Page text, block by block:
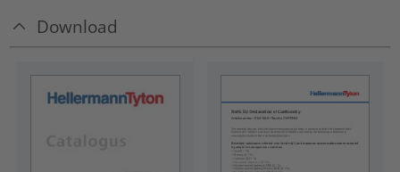
Download